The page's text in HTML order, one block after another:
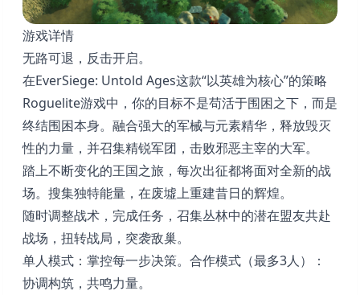
游戏详情
无路可退，反击开启。
在EverSiege: Untold Ages这款“以英雄为核心”的策略
Roguelite游戏中，你的目标不是苟活于围困之下，而是
终结围困本身。融合强大的军械与元素精华，释放毁灭
性的力量，并召集精锐军团，击败邪恶主宰的大军。
踏上不断变化的王国之旅，每次出征都将面对全新的战
场。搜集独特能量，在废墟上重建昔日的辉煌。
随时调整战术，完成任务，召集丛林中的潜在盟友共赴
战场，扭转战局，突袭敌巢。
单人模式：掌控每一步决策。合作模式（最多3人）：
协调构筑，共鸣力量。